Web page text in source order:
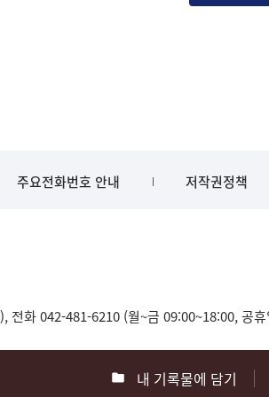
내 기록물에 담기
주요전화번호 안내 저작권정책
전화 042-481-6210 (월~금 09:00~18:00, 공
부산 051-550-8023 광주 062-975-